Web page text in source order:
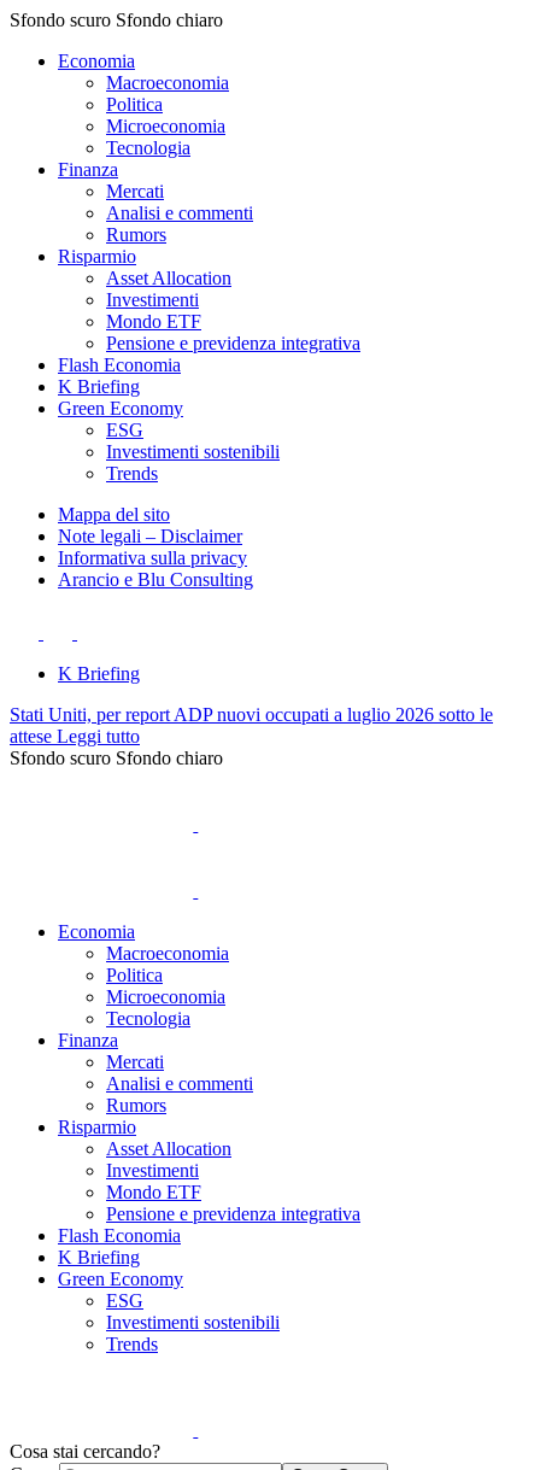
Sfondo scuro Sfondo chiaro
Economia
Macroeconomia
Politica
Microeconomia
Tecnologia
Finanza
Mercati
Analisi e commenti
Rumors
Risparmio
Asset Allocation
Investimenti
Mondo ETF
Pensione e previdenza integrativa
Flash Economia
K Briefing
Green Economy
ESG
Investimenti sostenibili
Trends
Mappa del sito
Note legali – Disclaimer
Informativa sulla privacy
Arancio e Blu Consulting
K Briefing
Stati Uniti, per report ADP nuovi occupati a luglio 2026 sotto le
attese Leggi tutto
Sfondo scuro Sfondo chiaro
Economia
Macroeconomia
Politica
Microeconomia
Tecnologia
Finanza
Mercati
Analisi e commenti
Rumors
Risparmio
Asset Allocation
Investimenti
Mondo ETF
Pensione e previdenza integrativa
Flash Economia
K Briefing
Green Economy
ESG
Investimenti sostenibili
Trends
Cosa stai cercando?